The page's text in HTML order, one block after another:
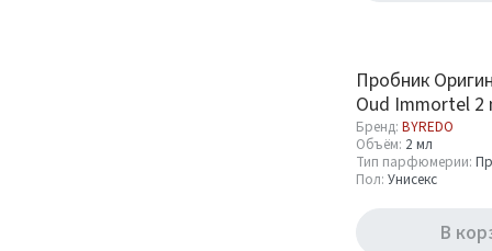
Пробник
Oud Immortel 2
Бренд: BYREDO
Объём: 2 мл
Тип парфюмерии:
Пол: Унисекс
В